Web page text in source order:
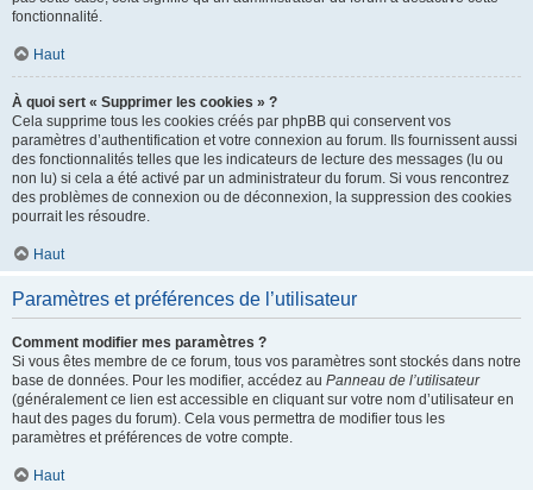
fonctionnalité.
Haut
À quoi sert « Supprimer les cookies » ?
Cela supprime tous les cookies créés par phpBB qui conservent vos
paramètres d’authentification et votre connexion au forum. Ils fournissent aussi
des fonctionnalités telles que les indicateurs de lecture des messages (lu ou
non lu) si cela a été activé par un administrateur du forum. Si vous rencontrez
des problèmes de connexion ou de déconnexion, la suppression des cookies
pourrait les résoudre.
Haut
Paramètres et préférences de l’utilisateur
Comment modifier mes paramètres ?
Si vous êtes membre de ce forum, tous vos paramètres sont stockés dans notre
base de données. Pour les modifier, accédez au Panneau de l’utilisateur
(généralement ce lien est accessible en cliquant sur votre nom d’utilisateur en
haut des pages du forum). Cela vous permettra de modifier tous les
paramètres et préférences de votre compte.
Haut